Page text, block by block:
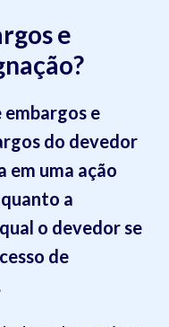
e
e
do devedor
em uma ação
a
o devedor se
de